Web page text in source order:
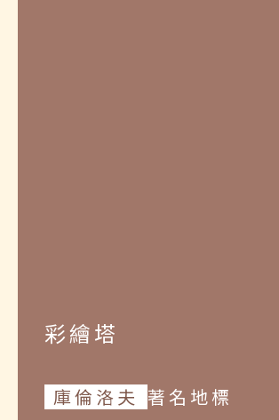
彩繪塔
庫倫洛夫 著名地標